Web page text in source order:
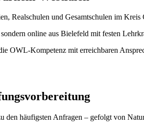
Realschulen und Gesamtschulen im
online aus Bielefeld mit festen
OWL-Kompetenz mit erreichbaren
den häufigsten Anfragen – gefolgt von